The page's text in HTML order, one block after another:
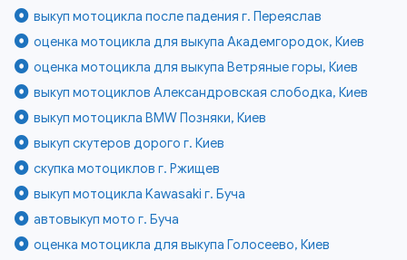
выкуп мотоцикла после падения г. Переяслав
оценка мотоцикла для выкупа Академгородок, Киев
оценка мотоцикла для выкупа Ветряные горы, Киев
выкуп мотоциклов Александровская слободка, Киев
выкуп мотоцикла BMW Позняки, Киев
выкуп скутеров дорого г. Киев
скупка мотоциклов г. Ржищев
выкуп мотоцикла Kawasaki г. Буча
автовыкуп мото г. Буча
оценка мотоцикла для выкупа Голосеево, Киев